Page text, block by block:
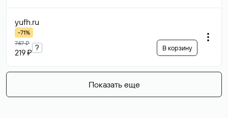
yufh.ru
-71%
747 ₽
219 ₽
? В корзину
Показать еще